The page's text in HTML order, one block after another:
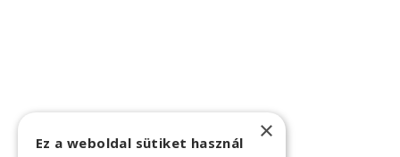
×
Ez a weboldal sütiket használ